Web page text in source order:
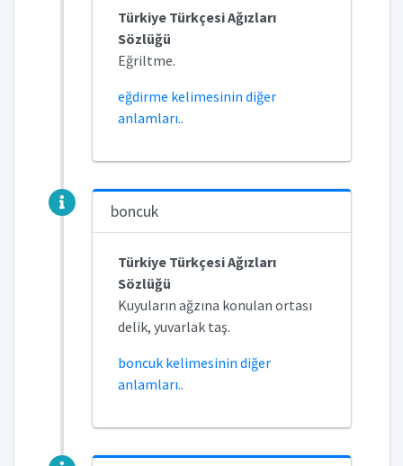
Türkiye Türkçesi Ağızları
Sözlüğü
Eğriltme.
eğdirme kelimesinin diğer
anlamları..
boncuk
Türkiye Türkçesi Ağızları
Sözlüğü
Kuyuların ağzına konulan ortası
delik, yuvarlak taş.
boncuk kelimesinin diğer
anlamları..